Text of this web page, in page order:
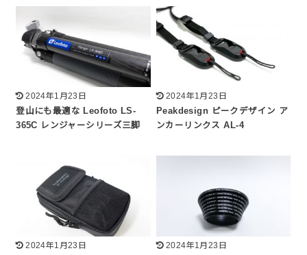
2024年1月23日
登山にも最適な Leofoto LS-
365C レンジャーシリーズ三脚
2024年1月23日
Peakdesign ピークデザイン ア
ンカーリンクス AL-4
2024年1月23日
2024年1月23日